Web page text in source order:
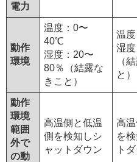
電⼒
動作
環境
温度：0〜
40℃
湿度：20〜
80％（結露な
きこと）
温
湿
（
と）
動作
環境
範囲
外で
の動
高温側と低温
側を検知しシ
ャットダウン
高
を
ト